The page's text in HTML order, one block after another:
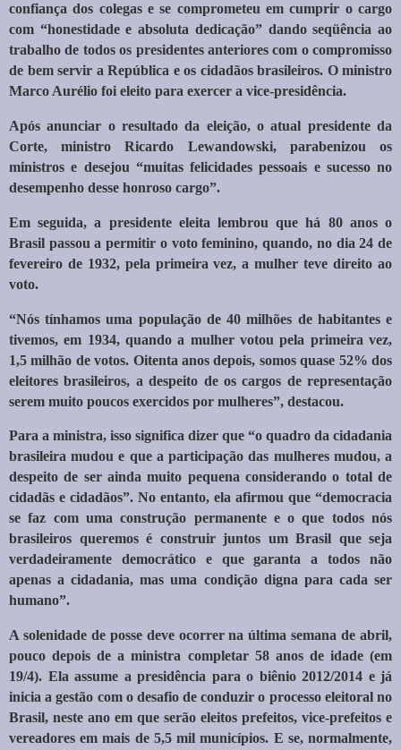
confiança dos colegas e se comprometeu em cumprir o cargo
com “honestidade e absoluta dedicação” dando seqüência ao
trabalho de todos os presidentes anteriores com o compromisso
de bem servir a República e os cidadãos brasileiros. O ministro
Marco Aurélio foi eleito para exercer a vice-presidência.
Após anunciar o resultado da eleição, o atual presidente da
Corte, ministro Ricardo Lewandowski, parabenizou os
ministros e desejou “muitas felicidades pessoais e sucesso no
desempenho desse honroso cargo”.
Em seguida, a presidente eleita lembrou que há 80 anos o
Brasil passou a permitir o voto feminino, quando, no dia 24 de
fevereiro de 1932, pela primeira vez, a mulher teve direito ao
voto.
“Nós tínhamos uma população de 40 milhões de habitantes e
tivemos, em 1934, quando a mulher votou pela primeira vez,
1,5 milhão de votos. Oitenta anos depois, somos quase 52% dos
eleitores brasileiros, a despeito de os cargos de representação
serem muito poucos exercidos por mulheres”, destacou.
Para a ministra, isso significa dizer que “o quadro da cidadania
brasileira mudou e que a participação das mulheres mudou, a
despeito de ser ainda muito pequena considerando o total de
cidadãs e cidadãos”. No entanto, ela afirmou que “democracia
se faz com uma construção permanente e o que todos nós
brasileiros queremos é construir juntos um Brasil que seja
verdadeiramente democrático e que garanta a todos não
apenas a cidadania, mas uma condição digna para cada ser
humano”.
A solenidade de posse deve ocorrer na última semana de abril,
pouco depois de a ministra completar 58 anos de idade (em
19/4). Ela assume a presidência para o biênio 2012/2014 e já
inicia a gestão com o desafio de conduzir o processo eleitoral no
Brasil, neste ano em que serão eleitos prefeitos, vice-prefeitos e
vereadores em mais de 5,5 mil municípios. E se, normalmente,